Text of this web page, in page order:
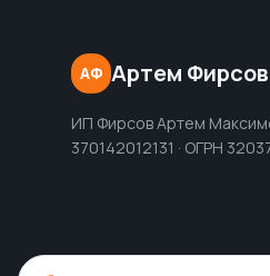
АФ Артем Фирсов
ИП Фирсов Артем
370142012131 · ОГРН